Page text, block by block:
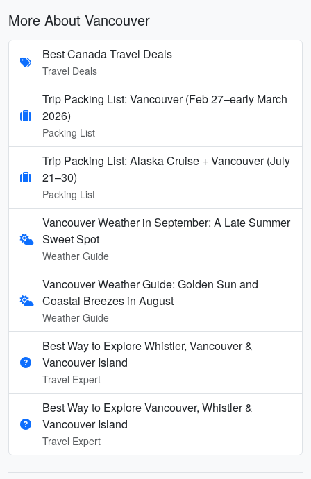
More About Vancouver
Best Canada Travel Deals
Travel Deals
Trip Packing List: Vancouver (Feb 27–early March
2026)
Packing List
Trip Packing List: Alaska Cruise + Vancouver (July
21–30)
Packing List
Vancouver Weather in September: A Late Summer
Sweet Spot
Weather Guide
Vancouver Weather Guide: Golden Sun and
Coastal Breezes in August
Weather Guide
Best Way to Explore Whistler, Vancouver &
Vancouver Island
Travel Expert
Best Way to Explore Vancouver, Whistler &
Vancouver Island
Travel Expert